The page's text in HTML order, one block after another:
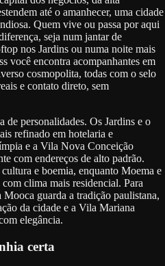
até o amanhecer, uma cidade
Quem vive ou passa por aqui
seja num jantar de
nos Jardins ou numa noite mais
você encontra acompanhantes em
cosmopolita, todas com o selo
e contato direto, sem
de personalidades. Os Jardins e o
refinado em hotelaria e
e a Vila Nova Conceição
com endereços de alto padrão.
e boemia, enquanto Moema e
clima mais residencial. Para
guarda a tradição paulistana,
da cidade e a Vila Mariana
elegância.
certa